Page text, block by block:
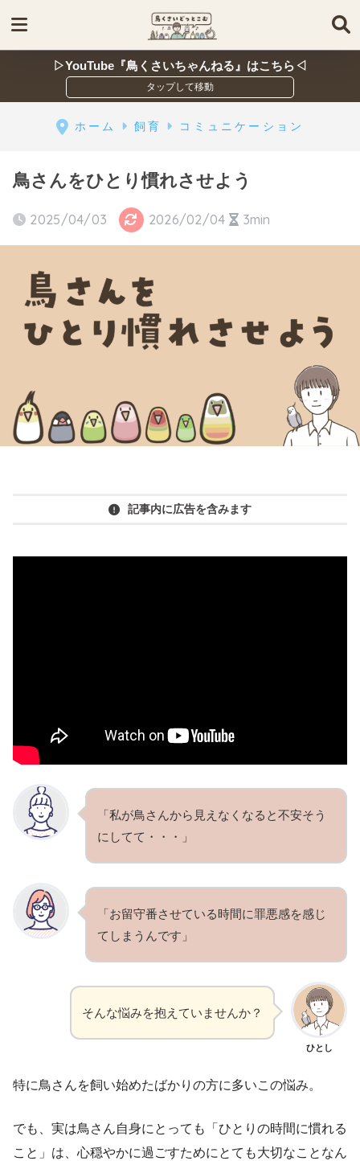
▷YouTube『鳥くさいちゃんねる』はこちら◁
ホーム 飼育 コミュニケーション
鳥さんをひとり慣れさせよう
2025/04/03 2026/02/04 3min
記事内に広告を含みます
「私が鳥さんから見えなくなると不安そう
にしてて・・・」
「お留守番させている時間に罪悪感を感じ
てしまうんです」
ひとし
そんな悩みを抱えていませんか？
特に鳥さんを飼い始めたばかりの方に多いこの悩み。
でも、実は鳥さん自身にとっても「ひとりの時間に慣れる
こと」は、心穏やかに過ごすためにとても大切なことなん